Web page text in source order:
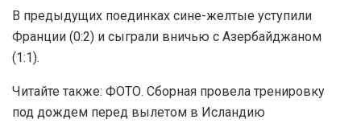
В предыдущих поединках сине-желтые уступили
Франции (0:2) и сыграли вничью с Азербайджаном
(1:1).
Читайте также: ФОТО. Сборная провела тренировку
под дождем перед вылетом в Исландию